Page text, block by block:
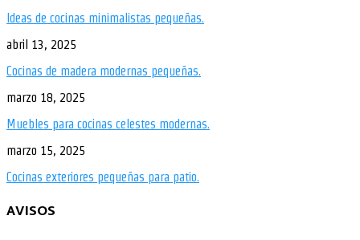
Ideas de cocinas minimalistas pequeñas.
abril 13, 2025
Cocinas de madera modernas pequeñas.
marzo 18, 2025
Muebles para cocinas celestes modernas.
marzo 15, 2025
Cocinas exteriores pequeñas para patio.
AVISOS